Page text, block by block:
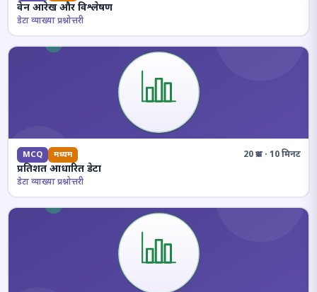
वेन आरेख और विश्लेषण
डेटा व्याख्या प्रश्नोत्तरी
MCQ मध्यम 20 प्रश्न · 10 मिनट
प्रतिशत आधारित डेटा
डेटा व्याख्या प्रश्नोत्तरी